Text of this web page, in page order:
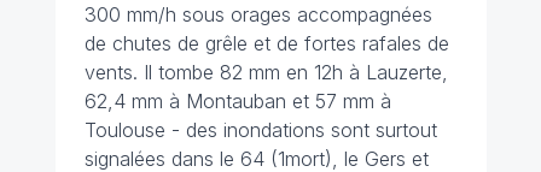
300 mm/h sous orages accompagnées
de chutes de grêle et de fortes rafales de
vents. Il tombe 82 mm en 12h à Lauzerte,
62,4 mm à Montauban et 57 mm à
Toulouse - des inondations sont surtout
signalées dans le 64 (1mort), le Gers et